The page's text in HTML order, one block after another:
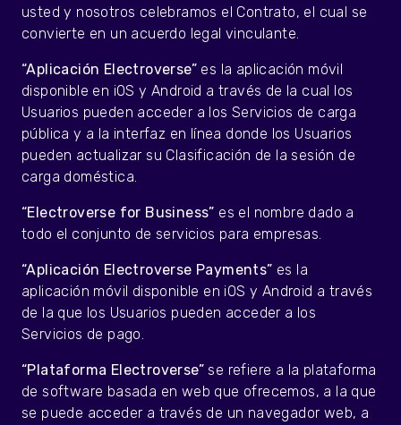
usted y nosotros celebramos el Contrato, el cual se
convierte en un acuerdo legal vinculante.
“Aplicación Electroverse” es la aplicación móvil
disponible en iOS y Android a través de la cual los
Usuarios pueden acceder a los Servicios de carga
pública y a la interfaz en línea donde los Usuarios
pueden actualizar su Clasificación de la sesión de
carga doméstica.
“Electroverse for Business” es el nombre dado a
todo el conjunto de servicios para empresas.
“Aplicación Electroverse Payments” es la
aplicación móvil disponible en iOS y Android a través
de la que los Usuarios pueden acceder a los
Servicios de pago.
“Plataforma Electroverse” se refiere a la plataforma
de software basada en web que ofrecemos, a la que
se puede acceder a través de un navegador web, a